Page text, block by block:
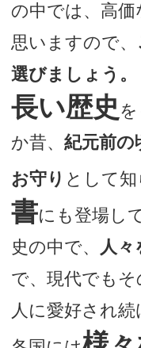
の中では、高価
思いますので、
選びましょう。
長い歴史
か昔、 紀元前の
お守り として知
書にも登場し
史の中で、 人々
で、現代でも
人に愛好され